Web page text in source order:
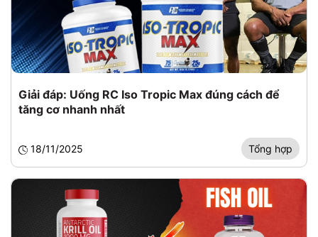
Giải đáp: Uống RC Iso Tropic Max đúng cách để
tăng cơ nhanh nhất
18/11/2025 Tổng hợp